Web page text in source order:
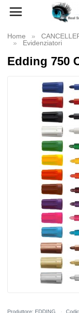
Toggle
Home
Evidenziatori
Edding 750
Produttore: EDDING